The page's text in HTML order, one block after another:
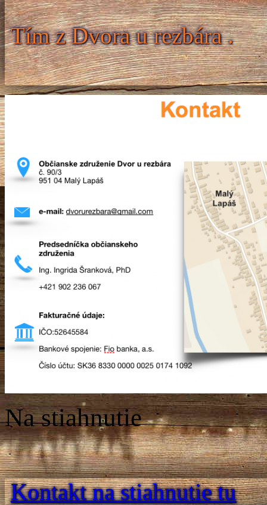
Tím z Dvora u rezbára .
Na stiahnutie
Kontakt na stiahnutie tu